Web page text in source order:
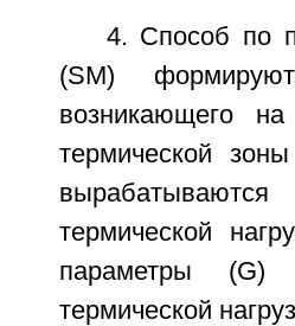
4. Способ по
(SM)
возникающего
термической
термической
параметры (G)
термической